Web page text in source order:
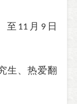
至 11 月 9 日
生、热爱翻